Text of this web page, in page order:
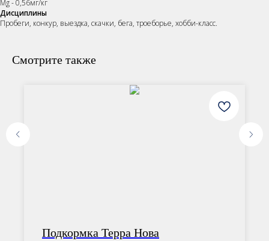
Mg - 0,56мг/кг
Дисциплины
Пробеги, конкур, выездка, скачки, бега, троеборье, хобби-класс.
Смотрите также
Подкормка Терра Нова
ОСТАВЬТЕ ЗАЯВКУ